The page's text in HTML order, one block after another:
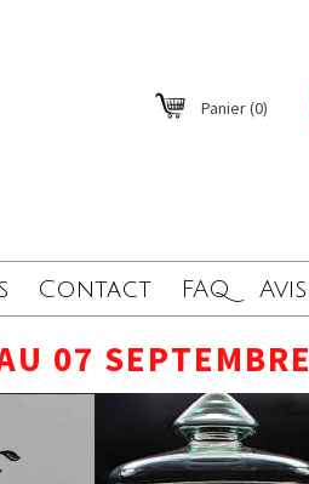
Panier(0)
Contact FAQ Avis
07 SEPTEMBRE